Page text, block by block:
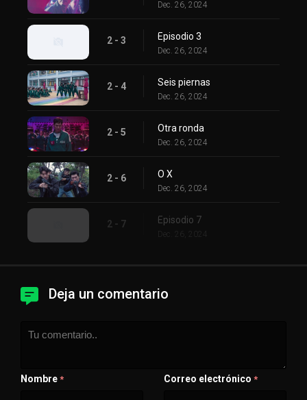
Dec. 26, 2024
2 - 3 Episodio 3
Dec. 26, 2024
2 - 4 Seis piernas
Dec. 26, 2024
2 - 5 Otra ronda
Dec. 26, 2024
2 - 6 O X
Dec. 26, 2024
2 - 7 Episodio 7
Dec. 26, 2024
Deja un comentario
Nombre * Correo electrónico *